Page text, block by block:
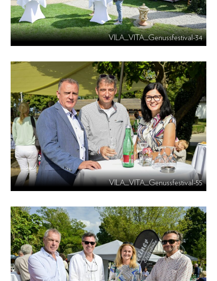
VILA_VITA_Genussfestival-34
VILA_VITA_Genussfestival-55